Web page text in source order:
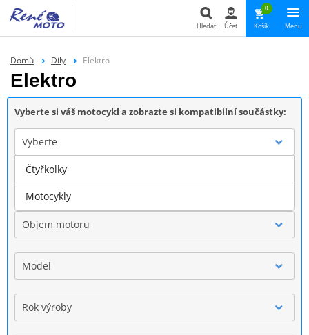
Hledat Účet
0
Košík Menu
Domů Díly Elektro
Elektro
Vyberte si váš motocykl a zobrazte si kompatibilní součástky:
Vyberte
Značka
Objem motoru
Model
Rok výroby
Čtyřkolky
Motocykly